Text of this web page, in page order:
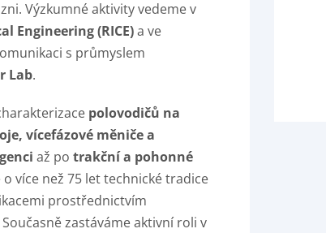
Výzkumné aktivity vedeme v
Engineering (RICE)a ve
s průmyslem
Lab.
polovodičů na
vícefázové měniče a
až po trakční a pohonné
o více než 75 let technické tradice
prostřednictvím
zastáváme aktivní roli v